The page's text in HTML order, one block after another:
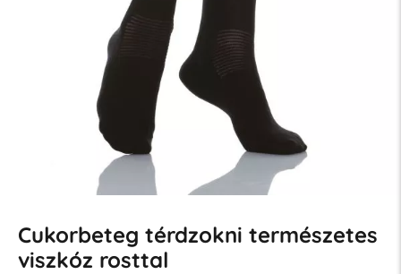
Cukorbeteg térdzokni természetes
viszkóz rosttal